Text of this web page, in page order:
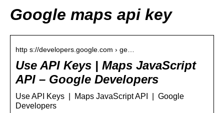
Google maps api key
http s://developers.google.com › ge…
Use API Keys | Maps JavaScript
API – Google Developers
Use API Keys | Maps JavaScript API | Google
Developers